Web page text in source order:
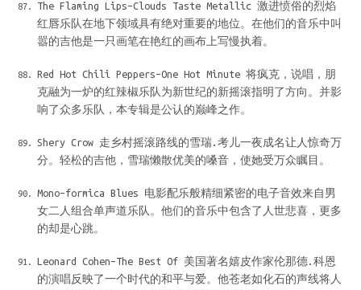
The Flaming Lips–Clouds Taste Metallic 激进愤俗的烈焰
红唇乐队在地下领域具有绝对重要的地位。在他们的音乐中叫
嚣的吉他是一只画笔在艳红的画布上写慢执着。
Red Hot Chili Peppers–One Hot Minute 将疯克，说唱，朋
克融为一炉的红辣椒乐队为新世纪的新摇滚指明了方向。并影
响了众多乐队，本专辑是公认的巅峰之作。
Shery Crow 走乡村摇滚路线的雪瑞.考儿一夜成名让人惊奇万
分。轻松的吉他，雪瑞懒散优美的嗓音，使她受万众瞩目。
Mono–formica Blues 电影配乐般精细紧密的电子音效来自男
女二人组合单声道乐队。他们的音乐中包含了人世悲喜，更多
的却是心跳。
Leonard Cohen–The Best Of 美国著名嬉皮作家伦那德.科恩
的演唱反映了一个时代的和平与爱。他苍老如化石的声线将人